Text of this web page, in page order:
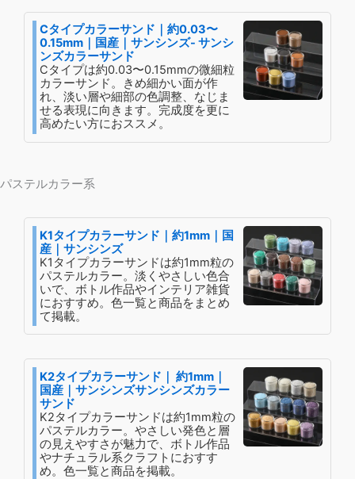
Cタイプカラーサンド｜約0.03〜
0.15mm｜国産｜サンシンズ- サンシ
ンズカラーサンド
Cタイプは約0.03〜0.15mmの微細粒
カラーサンド。きめ細かい面が作
れ、淡い層や細部の色調整、なじま
せる表現に向きます。完成度を更に
高めたい方におススメ。
パステルカラー系
K1タイプカラーサンド｜約1mm｜国
産｜サンシンズ
K1タイプカラーサンドは約1mm粒の
パステルカラー。淡くやさしい色合
いで、ボトル作品やインテリア雑貨
におすすめ。色一覧と商品をまとめ
て掲載。
K2タイプカラーサンド｜ 約1mm｜
国産｜サンシンズサンシンズカラー
サンド
K2タイプカラーサンドは約1mm粒の
パステルカラー。やさしい発色と層
の見えやすさが魅力で、ボトル作品
やナチュラル系クラフトにおすす
め。色一覧と商品を掲載。